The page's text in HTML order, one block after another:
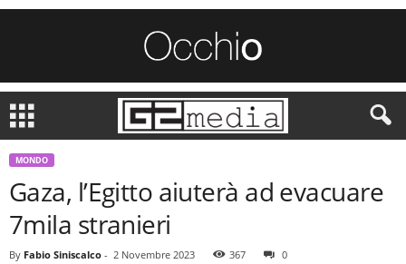
MONDO
Gaza, l’Egitto aiuterà ad evacuare
7mila stranieri
By Fabio Siniscalco - 2 Novembre 2023 367 0